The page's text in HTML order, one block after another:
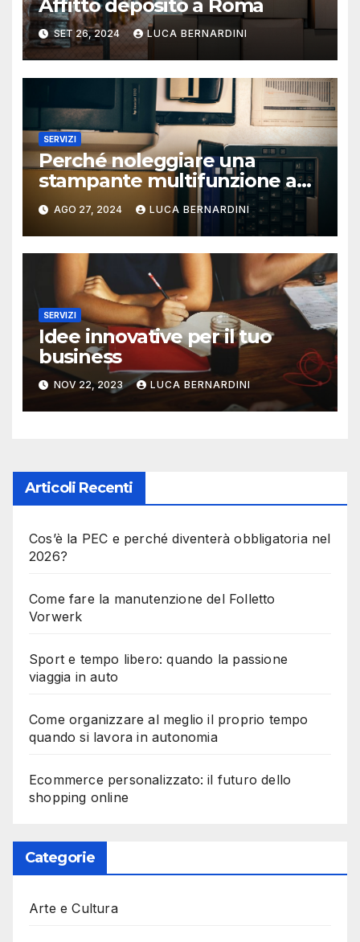
Affitto deposito a Roma
SET 26, 2024 LUCA BERNARDINI
SERVIZI
Perché noleggiare una
stampante multifunzione a
Roma?
AGO 27, 2024 LUCA BERNARDINI
SERVIZI
Idee innovative per il tuo
business
NOV 22, 2023 LUCA BERNARDINI
Articoli Recenti
Cos’è la PEC e perché diventerà obbligatoria nel
2026?
Come fare la manutenzione del Folletto
Vorwerk
Sport e tempo libero: quando la passione
viaggia in auto
Come organizzare al meglio il proprio tempo
quando si lavora in autonomia
Ecommerce personalizzato: il futuro dello
shopping online
Categorie
Arte e Cultura